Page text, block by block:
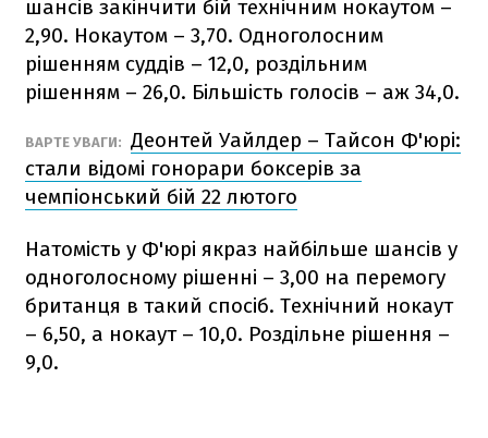
шансів закінчити бій технічним нокаутом –
2,90. Нокаутом – 3,70. Одноголосним
рішенням суддів – 12,0, роздільним
рішенням – 26,0. Більшість голосів – аж 34,0.
ВАРТЕ УВАГИ: Деонтей Уайлдер – Тайсон Ф'юрі:
стали відомі гонорари боксерів за
чемпіонський бій 22 лютого
Натомість у Ф'юрі якраз найбільше шансів у
одноголосному рішенні – 3,00 на перемогу
британця в такий спосіб. Технічний нокаут
– 6,50, а нокаут – 10,0. Роздільне рішення –
9,0.